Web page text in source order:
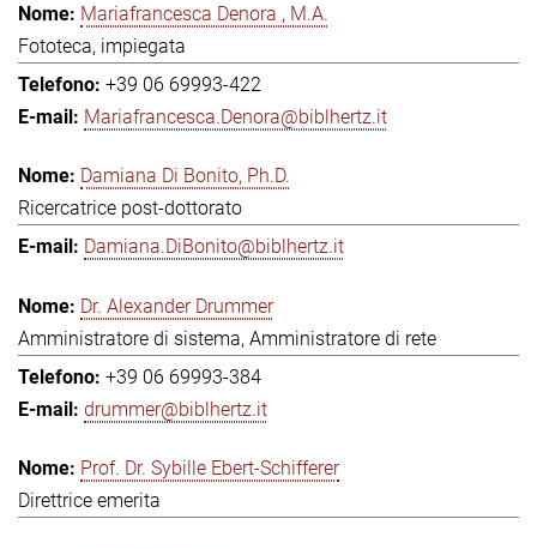
Mariafrancesca Denora , M.A.
Fototeca, impiegata
+39 06 69993-422
Mariafrancesca.Denora@biblhertz.it
Damiana Di Bonito, Ph.D.
Ricercatrice post-dottorato
Damiana.DiBonito@biblhertz.it
Dr. Alexander Drummer
Amministratore di sistema, Amministratore di rete
+39 06 69993-384
drummer@biblhertz.it
Prof. Dr. Sybille Ebert-Schifferer
Direttrice emerita